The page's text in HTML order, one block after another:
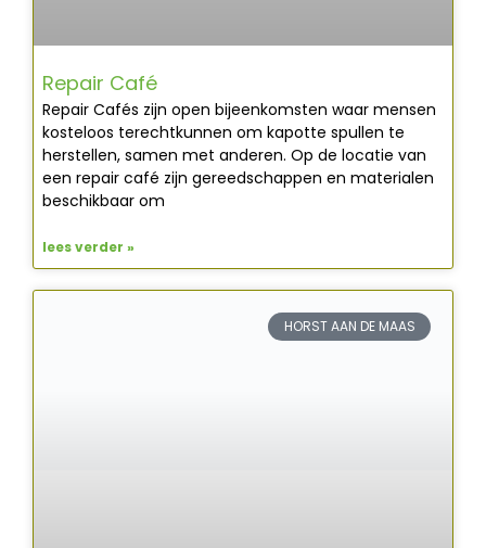
Repair Café
Repair Cafés zijn open bijeenkomsten waar mensen
kosteloos terechtkunnen om kapotte spullen te
herstellen, samen met anderen. Op de locatie van
een repair café zijn gereedschappen en materialen
beschikbaar om
lees verder »
HORST AAN DE MAAS